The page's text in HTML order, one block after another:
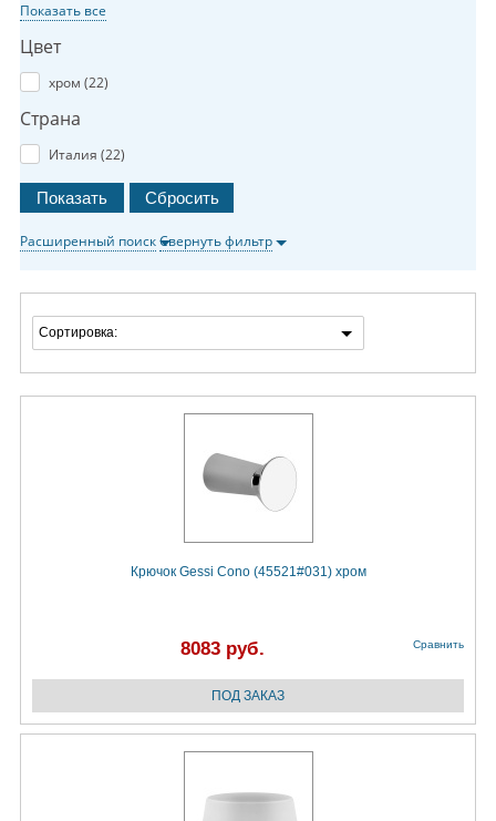
Показать все
Цвет
хром (22)
Страна
Италия (22)
Расширенный поискСвернуть фильтр
Сортировка:
Крючок Gessi Cono (45521#031) хром
8083 руб. Сравнить